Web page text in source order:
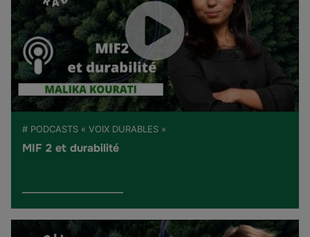
# PODCASTS « VOIX DURABLES »
MIF 2 et durabilité